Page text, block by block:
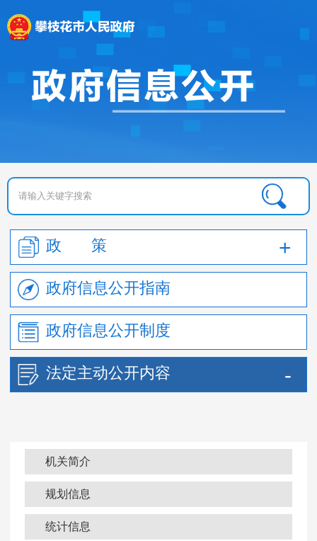
政 策
政府信息公开指南
政府信息公开制度
法定主动公开内容
机关简介
规划信息
统计信息